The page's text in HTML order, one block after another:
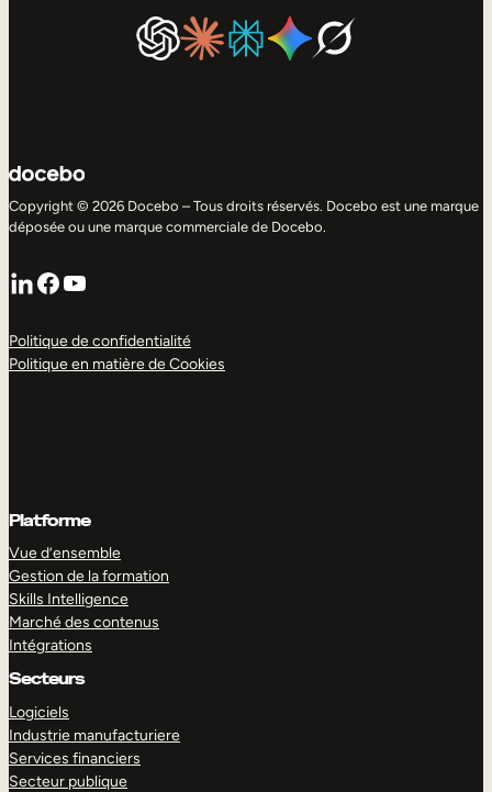
Copyright © 2026 Docebo – Tous droits réservés. Docebo est une marque
déposée ou une marque commerciale de Docebo.
LinkedIn
Facebook
YouTube
Politique de confidentialité
Politique en matière de Cookies
Platforme
Vue d’ensemble
Gestion de la formation
Skills Intelligence
Marché des contenus
Intégrations
Secteurs
Logiciels
Industrie manufacturiere
Services financiers
Secteur publique